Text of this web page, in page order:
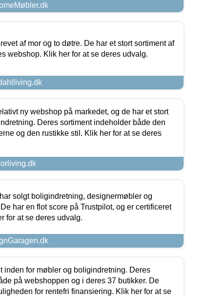
af mor og to døtre. De har et stort sortiment af
webshop. Klik her for at se deres udvalg.
ny webshop på markedet, og de har et stort
Deres sortiment indeholder både den
og den rustikke stil. Klik her for at se deres
solgt boligindretning, designermøbler og
har en flot score på Trustpilot, og er certificeret
for at se deres udvalg.
inden for møbler og boligindretning. Deres
på webshoppen og i deres 37 butikker. De
for rentefri finansiering. Klik her for at se